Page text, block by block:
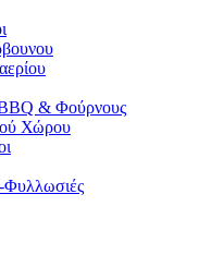
& Φούρνους
Χώρου
Φυλλωσιές